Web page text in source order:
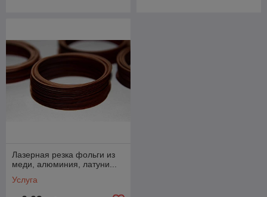
Лазерная резка фольги из
меди, алюминия, латуни...
Услуга